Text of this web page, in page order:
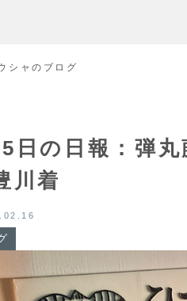
シャのブログ
日の日報：弾
川着